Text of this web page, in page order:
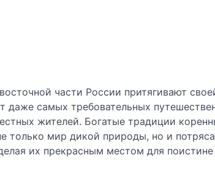
части России притягивают
самых требовательных
жителей. Богатые традиции
только мир дикой природы, но и
их прекрасным местом для